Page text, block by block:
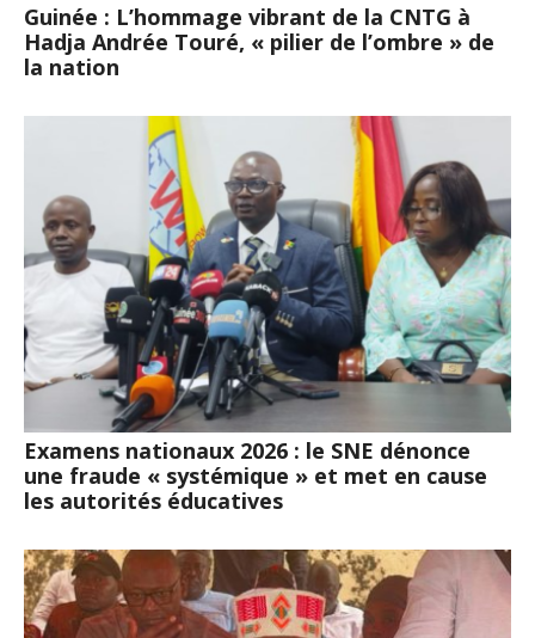
Guinée : L’hommage vibrant de la CNTG à
Hadja Andrée Touré, « pilier de l’ombre » de
la nation
Examens nationaux 2026 : le SNE dénonce
une fraude « systémique » et met en cause
les autorités éducatives